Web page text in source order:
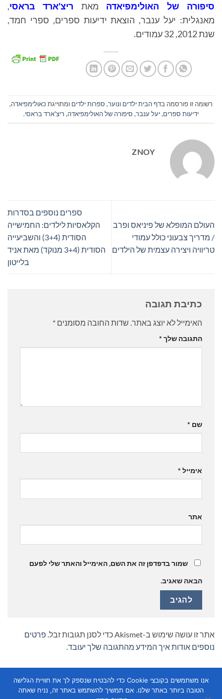
סיפורה של האולימפיאדה מאת ריצ'ארד בראסי,
מאנגלית: יעל ענבר, הוצאת ידיעות ספרים, ספרי חמד,
שנת 2012, 32 עמודים.
רשומה זו פורסמה בדף הבית ילדים ונוער, ספרות ילדים ומתוייגת כאולימפיאדה,
ידיעות ספרים,יעל ענבר, סיפורה של האולימפיאדה, ריצ'ארד בראסי.
ZNOY
העולם המופלא של פיניאס ופרב
/ מדריך צבעוני כולל עמודי
טריוויה ויצירה עצמית של הילדים
ספרים נוספים בסדרות
הקלאסיות לילדים: החמישייה
הסודית (3+4) והשביעייה
הסודית (3+4 מנוקד) מאת אניד
בלייטון
כתיבת תגובה
האימייל לא יוצג באתר. שדות החובה מסומנים *
התגובה שלך *
שם *
אימייל *
אתר
שמור בדפדפן זה את השם, האימייל והאתר שלי לפעם
הבאה שאגיב.
אתר זו עושה שימוש ב-Akismet כדי לסנן תגובות זבל.
פרטים
נוספים אודות איך המידע מהתגובה שלך יעובד
אנו משתמשים בקובצי Cookie כדי להבטיח שנספק לך את חוויית הגלישה
הטובה ביותר באתר שלנו. אם תמשיך להשתמש באתר זה, נניח שאתה